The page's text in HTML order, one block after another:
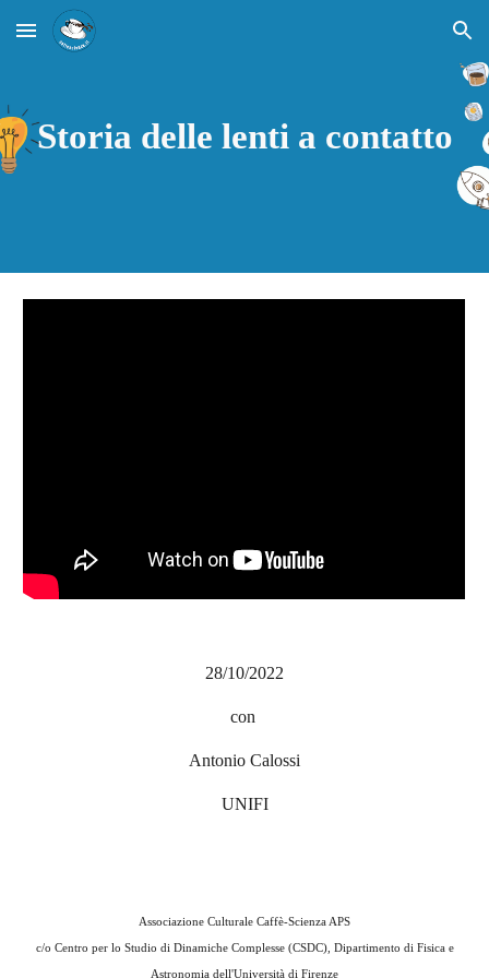
Skip to main content Skip to navigation
Storia delle lenti a contatto
28/10/2022
con
Antonio Calossi
UNIFI
Associazione Culturale Caffè-Scienza APS
c/o Centro per lo Studio di Dinamiche Complesse (CSDC), Dipartimento di Fisica e
Astronomia dell'Università di Firenze